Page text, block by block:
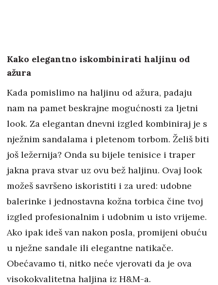
Kako elegantno iskombinirati haljinu od
ažura
Kada pomislimo na haljinu od ažura, padaju
nam na pamet beskrajne mogućnosti za ljetni
look. Za elegantan dnevni izgled kombiniraj je s
nježnim sandalama i pletenom torbom. Želiš biti
još ležernija? Onda su bijele tenisice i traper
jakna prava stvar uz ovu bež haljinu. Ovaj look
možeš savršeno iskoristiti i za ured: udobne
balerinke i jednostavna kožna torbica čine tvoj
izgled profesionalnim i udobnim u isto vrijeme.
Ako ipak ideš van nakon posla, promijeni obuću
u nježne sandale ili elegantne natikače.
Obećavamo ti, nitko neće vjerovati da je ova
visokokvalitetna haljina iz H&M-a.